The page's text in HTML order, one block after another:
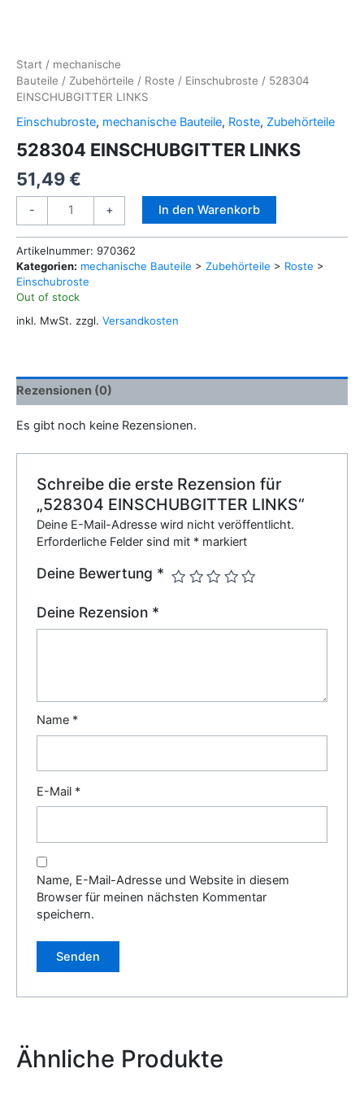
Start / mechanische
Bauteile / Zubehörteile / Roste / Einschubroste / 528304
EINSCHUBGITTER LINKS
Einschubroste, mechanische Bauteile, Roste, Zubehörteile
528304 EINSCHUBGITTER LINKS
51,49€
-
LINKS
Menge
+ In den Warenkorb
Artikelnummer: 970362
Kategorien: mechanische Bauteile > Zubehörteile > Roste >
Einschubroste
Out of stock
inkl. MwSt. zzgl. Versandkosten
Rezensionen (0)
Es gibt noch keine Rezensionen.
Schreibe die erste Rezension für
„528304 EINSCHUBGITTER LINKS“
Deine E-Mail-Adresse wird nicht veröffentlicht.
Erforderliche Felder sind mit * markiert
Deine Bewertung *
Deine Rezension *
Name *
E-Mail *
Name, E-Mail-Adresse und Website in diesem
Browser für meinen nächsten Kommentar
speichern.
Ähnliche Produkte